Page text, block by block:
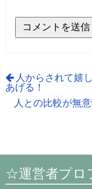
人からされて嬉
あげる！
人との比較が無
☆運営者プロ